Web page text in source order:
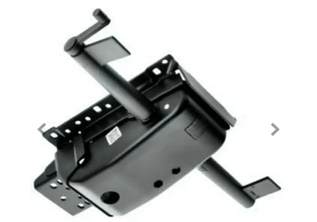
Previous Next